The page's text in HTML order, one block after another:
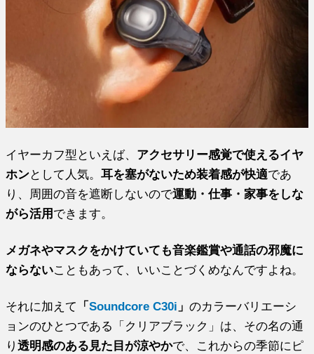
イヤーカフ型といえば、 アクセサリー感覚で使えるイヤ
ホンとして人気。耳を塞がないため装着感が快適であ
り、周囲の音を遮断しないので運動・仕事・家事をしな
がら活用 できます。
メガネやマスクをかけていても音楽鑑賞や通話の邪魔に
ならないこともあって、いいことづくめなんですよね。
それに加えて 「Soundcore C30i 」のカラーバリエーシ
ョンのひとつである「クリアブラック」は、その名の通
り透明感のある見た目が涼やかで、これからの季節にピ